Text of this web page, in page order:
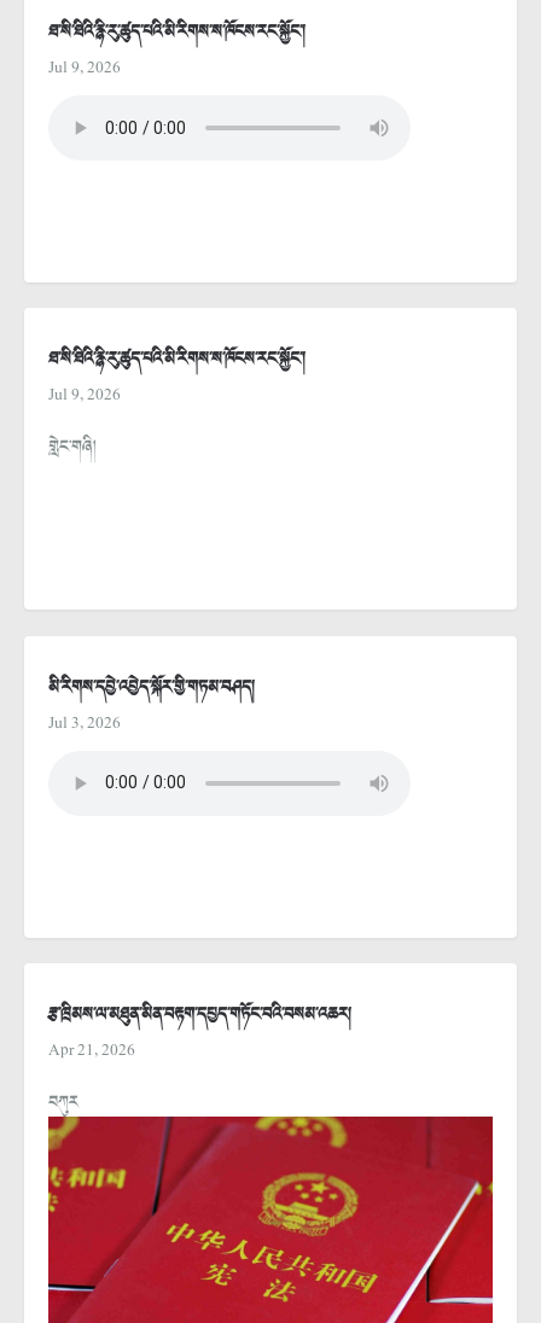
ཐ་སི་ཐིའི་རྙི་རུ་ཚུད་པའི་མི་རིགས་ས་ཁོངས་རང་སྐྱོང་།
Jul 9, 2026
ཐ་སི་ཐིའི་རྙི་རུ་ཚུད་པའི་མི་རིགས་ས་ཁོངས་རང་སྐྱོང་།
Jul 9, 2026
གླེང་གཞི།
མི་རིགས་དབྱེ་འབྱེད་སྐོར་གྱི་གཏམ་བཤད།
Jul 3, 2026
རྩ་ཁྲིམས་ལ་མཐུན་མིན་བརྟག་དཔྱད་གཏོང་བའི་བསམ་འཆར།
Apr 21, 2026
བཀུར